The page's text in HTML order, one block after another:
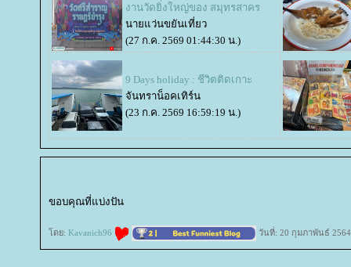
งานวัดยิ่งใหญ่ของ สมุทรสาคร
นายแว่นขยันเที่ยว
(27 ก.ค. 2569 01:44:30 น.)
9 Days holiday : ชีวิตติดเกาะ
จันทราน็อคเทิร์น
(23 ก.ค. 2569 16:59:19 น.)
ขอบคุณที่แบ่งปัน
ดย: Kavanich96 วันที่: 20 กุมภาพันธ์ 2564